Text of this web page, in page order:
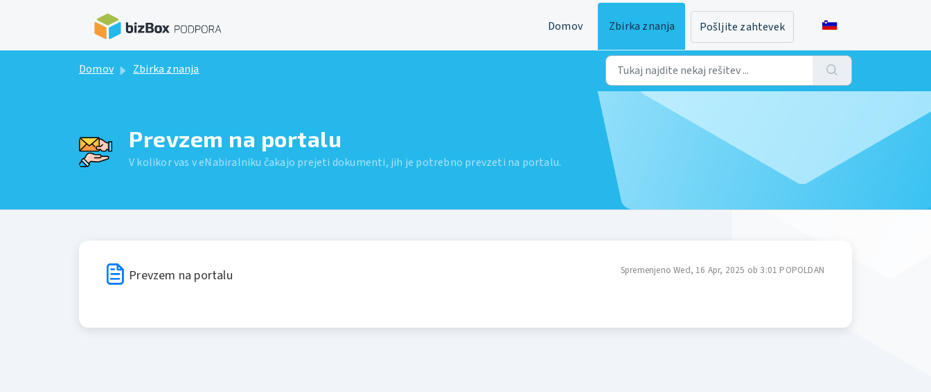
Domov
Zbirka znanja Pošljite zahtevek
Domov Zbirka znanja
Prevzem na portalu
V kolikor vas v eNabiralniku čakajo prejeti dokumenti, jih je potrebno prevzeti na portalu.
Prevzem na portalu Spremenjeno Wed, 16 Apr, 2025 ob 3:01 POPOLDAN